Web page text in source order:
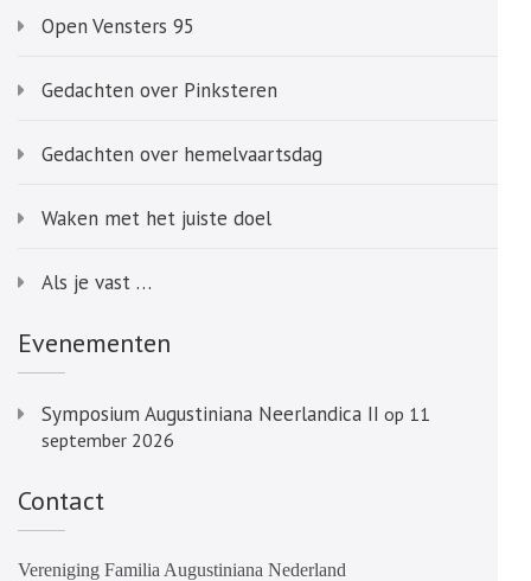
Open Vensters 95
Gedachten over Pinksteren
Gedachten over hemelvaartsdag
Waken met het juiste doel
Als je vast …
Evenementen
Symposium Augustiniana Neerlandica II op 11
september 2026
Contact
Vereniging Familia Augustiniana Nederland